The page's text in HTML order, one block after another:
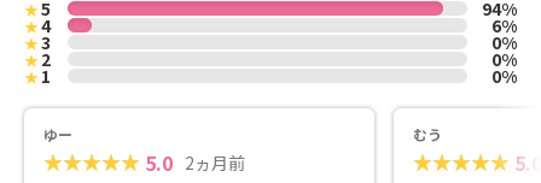
★5 94%
★4 6%
★3 0%
★2 0%
★1 0%
ゆー
5.0 2ヵ月前
むう
5.0